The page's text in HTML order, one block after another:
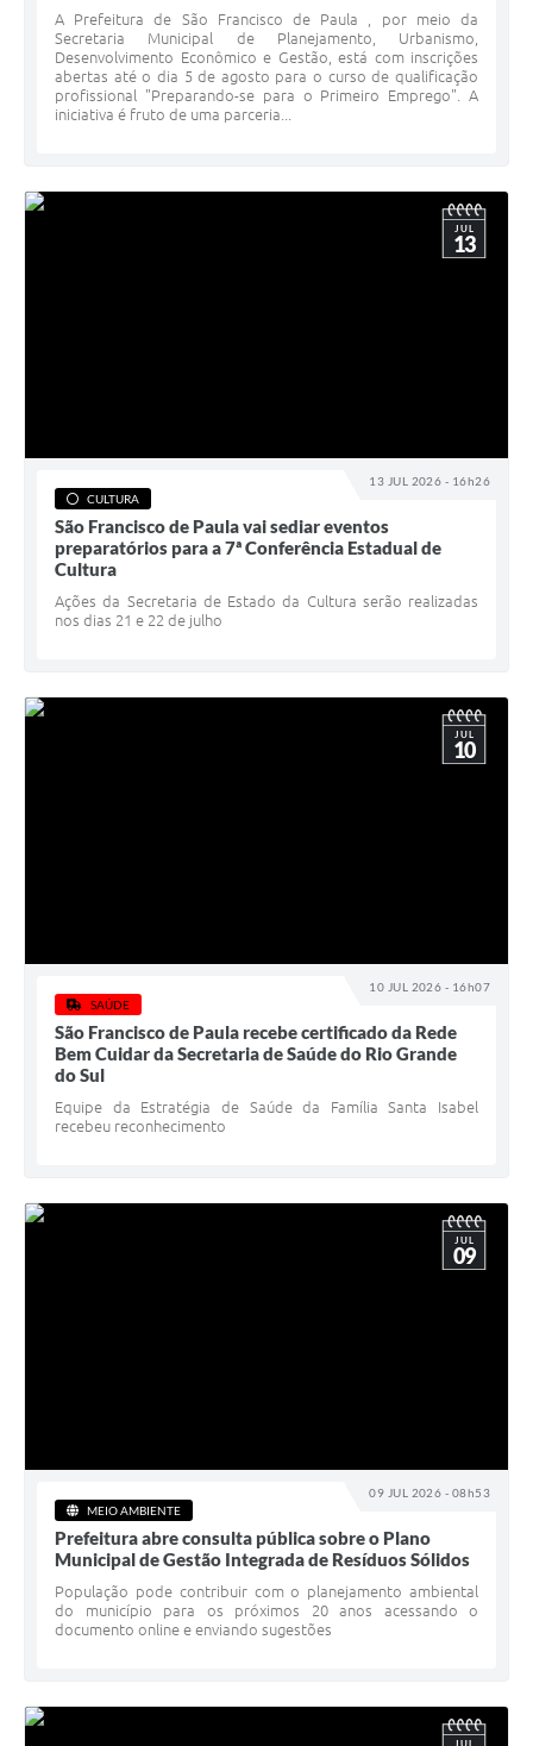
A Prefeitura de São Francisco de Paula , por meio da
Secretaria Municipal de Planejamento, Urbanismo,
Desenvolvimento Econômico e Gestão, está com inscrições
abertas até o dia 5 de agosto para o curso de qualificação
profissional "Preparando-se para o Primeiro Emprego". A
iniciativa é fruto de uma parceria...
13 JUL 2026 - 16h26
JUL
13
CULTURA
São Francisco de Paula vai sediar eventos
preparatórios para a 7ª Conferência Estadual de
Cultura
Ações da Secretaria de Estado da Cultura serão realizadas
nos dias 21 e 22 de julho
10 JUL 2026 - 16h07
JUL
10
SAÚDE
São Francisco de Paula recebe certificado da Rede
Bem Cuidar da Secretaria de Saúde do Rio Grande
do Sul
Equipe da Estratégia de Saúde da Família Santa Isabel
recebeu reconhecimento
09 JUL 2026 - 08h53
JUL
09
MEIO AMBIENTE
Prefeitura abre consulta pública sobre o Plano
Municipal de Gestão Integrada de Resíduos Sólidos
População pode contribuir com o planejamento ambiental
do município para os próximos 20 anos acessando o
documento online e enviando sugestões